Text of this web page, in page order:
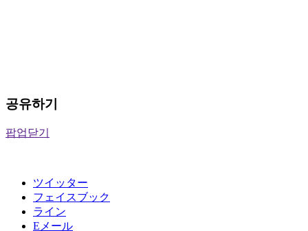
공유하기
팝업닫기
ツイッター
フェイスブック
ライン
Eメール